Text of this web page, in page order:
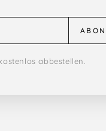
abbestellen.